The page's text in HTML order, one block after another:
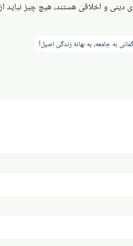
دینی و اخلاقی هستند، هیچ چیز نباید
به جامعه، به بهانهٔ زندگی اصیل!